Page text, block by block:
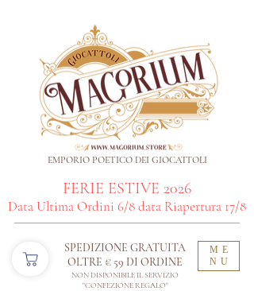
ME
NU
SPEDIZIONE GRATUITA
OLTRE € 59 DI ORDINE​
NON DISPONIBILE IL SERVIZIO
"CONFEZIONE REGALO"
EMPORIO POETICO DEI GIOCATTOLI
FERIE ESTIVE 2026
Data Ultima Ordini 6/8 data Riapertura 17/8